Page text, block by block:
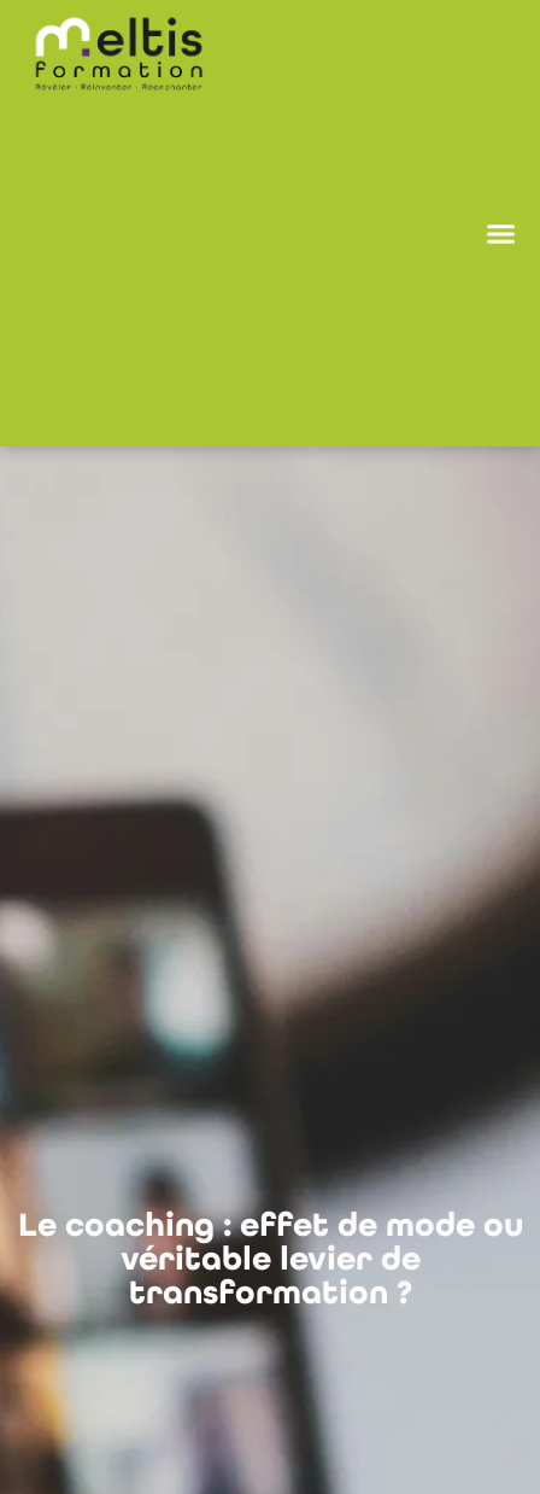
Le coaching : effet de mode ou
véritable levier de
transformation ?